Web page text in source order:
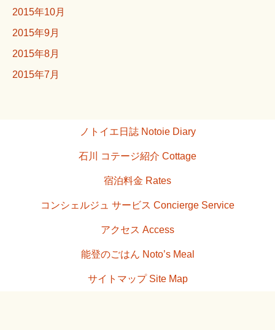
2015年10月
2015年9月
2015年8月
2015年7月
ノトイエ日誌 Notoie Diary
石川 コテージ紹介 Cottage
宿泊料金 Rates
コンシェルジュ サービス Concierge Service
アクセス Access
能登のごはん Noto’s Meal
サイトマップ Site Map